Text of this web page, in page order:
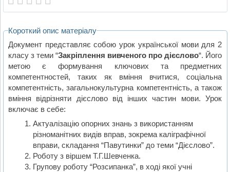
Короткий опис матеріалу
Документ представляє собою урок української мови для 2
класу з теми “Закріплення вивченого про дієслово“. Його
метою є формування ключових та предметних
компетентностей, таких як вміння вчитися, соціальна
компетентність, загальнокультурна компетентність, а також
вміння відрізняти дієслово від інших частин мови. Урок
включає в себе:
Актуалізацію опорних знань з використанням
різноманітних видів вправ, зокрема каліграфічної
вправи, складання “Павутинки” до теми “Дієслово”.
Роботу з віршем Т.Г.Шевченка.
Групову роботу “Розсипанка”, в ході якої учні